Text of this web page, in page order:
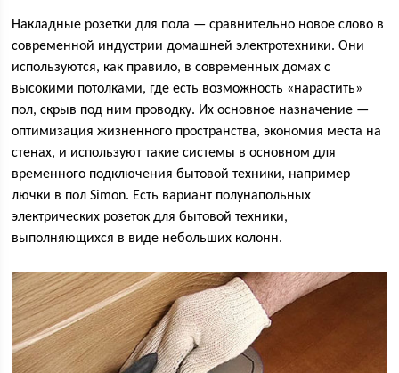
Накладные розетки для пола — сравнительно новое слово в
современной индустрии домашней электротехники. Они
используются, как правило, в современных домах с
высокими потолками, где есть возможность «нарастить»
пол, скрыв под ним проводку. Их основное назначение —
оптимизация жизненного пространства, экономия места на
стенах, и используют такие системы в основном для
временного подключения бытовой техники, например
лючки в пол Simon. Есть вариант полунапольных
электрических розеток для бытовой техники,
выполняющихся в виде небольших колонн.